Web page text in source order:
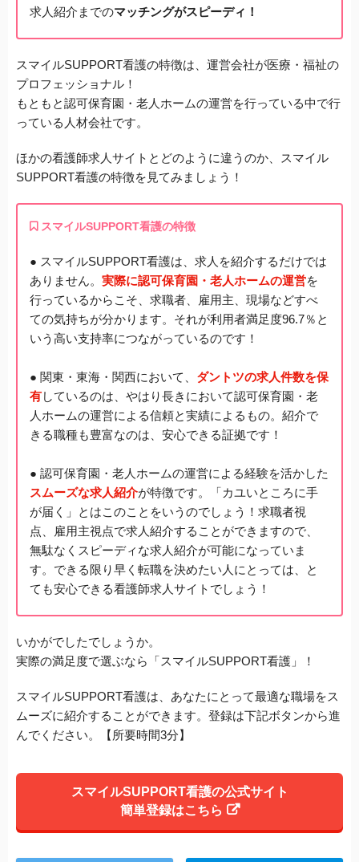
求人紹介までのマッチングがスピーディ！
スマイルSUPPORT看護の特徴は、運営会社が医療・福祉の
プロフェッショナル！
もともと認可保育園・老人ホームの運営を行っている中で行
っている人材会社です。
ほかの看護師求人サイトとどのように違うのか、スマイル
SUPPORT看護の特徴を見てみましょう！
スマイルSUPPORT看護の特徴
● スマイルSUPPORT看護は、求人を紹介するだけでは
ありません。 実際に認可保育園・老人ホームの運営を
行っているからこそ、求職者、雇用主、現場などすべ
ての気持ちが分かります。それが利用者満足度96.7％と
いう高い支持率につながっているのです！
● 関東・東海・関西において、 ダントツの求人件数を保
有しているのは、やはり長きにおいて認可保育園・老
人ホームの運営による信頼と実績によるもの。紹介で
きる職種も豊富なのは、安心できる証拠です！
● 認可保育園・老人ホームの運営による経験を活かした
スムーズな求人紹介が特徴です。「カユいところに手
が届く」とはこのことをいうのでしょう！求職者視
点、雇用主視点で求人紹介することができますので、
無駄なくスピーディな求人紹介が可能になっていま
す。できる限り早く転職を決めたい人にとっては、と
ても安心できる看護師求人サイトでしょう！
いかがでしたでしょうか。
実際の満足度で選ぶなら「スマイルSUPPORT看護」！
スマイルSUPPORT看護は、あなたにとって最適な職場をス
ムーズに紹介することができます。登録は下記ボタンから進
んでください。【所要時間3分】
スマイルSUPPORT看護の公式サイト
簡単登録はこちら